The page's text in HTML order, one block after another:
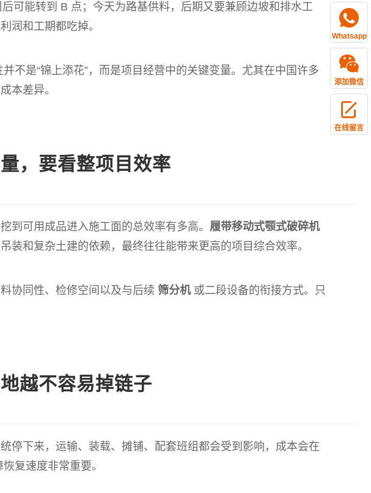
可能转到 B 点；今天为路基供料，后期又要兼顾边坡和排水工
润和工期都吃掉。
不是“锦上添花”，而是项目经营中的关键变量。尤其在中国许多
本差异。
，要看整项目效率
到可用成品进入施工面的总效率有多高。 履带移动式颚式破碎机
和复杂土建的依赖，最终往往能带来更高的项目综合效率。
协同性、检修空间以及与后续 筛分机或二段设备的衔接方式。只
越不容易掉链子
停下来，运输、装载、摊铺、配套班组都会受到影响，成本会在
复速度非常重要。
Whatsapp
添加微信
在线留言